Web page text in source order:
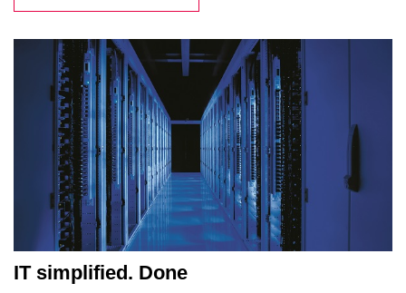
IT simplified. Done